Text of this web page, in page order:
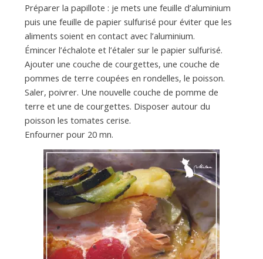
Préparer la papillote : je mets une feuille d’aluminium
puis une feuille de papier sulfurisé pour éviter que les
aliments soient en contact avec l’aluminium.
Émincer l’échalote et l’étaler sur le papier sulfurisé.
Ajouter une couche de courgettes, une couche de
pommes de terre coupées en rondelles, le poisson.
Saler, poivrer. Une nouvelle couche de pomme de
terre et une de courgettes. Disposer autour du
poisson les tomates cerise.
Enfourner pour 20 mn.